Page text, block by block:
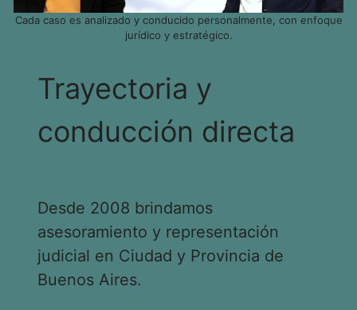
Cada caso es analizado y conducido personalmente, con enfoque
jurídico y estratégico.
Trayectoria y
conducción directa
Desde 2008 brindamos
asesoramiento y representación
judicial en Ciudad y Provincia de
Buenos Aires.